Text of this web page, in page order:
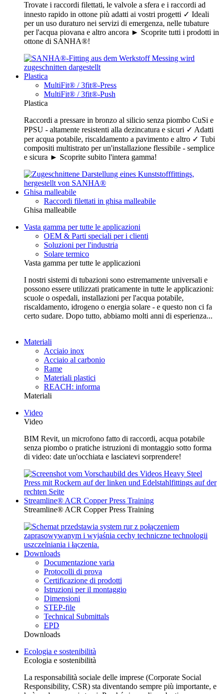
Trovate i raccordi filettati, le valvole a sfera e i raccordi ad
innesto rapido in ottone più adatti ai vostri progetti ✓ Ideali
per un uso duraturo nei servizi di emergenza, nelle tubature
per l'acqua piovana e altro ancora ► Scoprite tutti i prodotti in
ottone di SANHA®!
Plastica
MultiFit® / 3fit®-Press
MultiFit® / 3fit®-Push
Plastica
Raccordi a pressare in bronzo al silicio senza piombo CuSi e
PPSU - altamente resistenti alla dezincatura e sicuri ✓ Adatti
per acqua potabile, riscaldamento a pavimento e altro ✓ Tubi
compositi multistrato per un'installazione flessibile - semplice
e sicura ► Scoprite subito l'intera gamma!
Ghisa malleabile
Raccordi filettati in ghisa malleabile
Ghisa malleabile
Vasta gamma per tutte le applicazioni
OEM & Parti speciali per i clienti
Soluzioni per l'industria
Solare termico
Vasta gamma per tutte le applicazioni
I nostri sistemi di tubazioni sono estremamente universali e
possono essere utilizzati praticamente in tutte le applicazioni:
scuole o ospedali, installazioni per l'acqua potabile,
riscaldamento, idrogeno o energia solare - e questo non ci fa
certo sudare. Dopo tutto, abbiamo molti anni di esperienza...
Materiali
Acciaio inox
Acciaio al carbonio
Rame
Materiali plastici
REACH: informa
Materiali
Video
Video
BIM Revit, un microfono fatto di raccordi, acqua potabile
senza piombo o pratiche istruzioni di montaggio sotto forma
di video: date un'occhiata e lasciatevi sorprendere!
Streamline® ACR Copper Press Training
Streamline® ACR Copper Press Training
Downloads
Documentazione varia
Protocolli di prova
Certificazione di prodotti
Istruzioni per il montaggio
Dimensioni
STEP-file
Technical Submittals
EPD
Downloads
Ecologia e sostenibilità
Ecologia e sostenibilità
La responsabilità sociale delle imprese (Corporate Social
Responsibility, CSR) sta diventando sempre più importante, e